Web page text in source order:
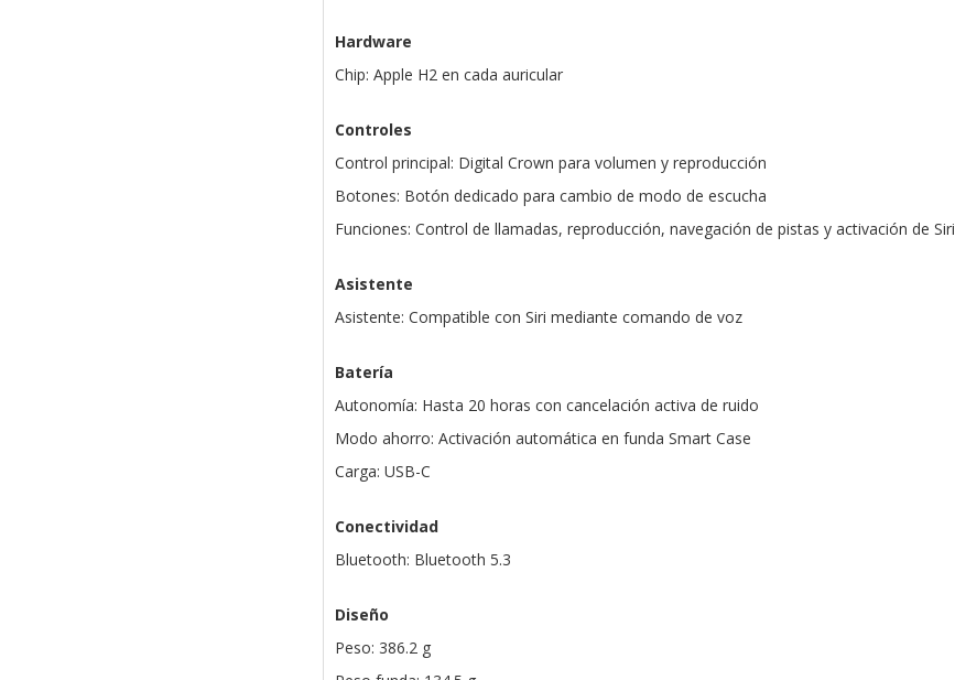
Hardware
Chip: Apple H2 en cada auricular
Controles
Control principal: Digital Crown para volumen y reproducción
Botones: Botón dedicado para cambio de modo de escucha
Funciones: Control de llamadas, reproducción, navegación de pistas y activación de Siri
Asistente
Asistente: Compatible con Siri mediante comando de voz
Batería
Autonomía: Hasta 20 horas con cancelación activa de ruido
Modo ahorro: Activación automática en funda Smart Case
Carga: USB-C
Conectividad
Bluetooth: Bluetooth 5.3
Diseño
Peso: 386.2 g